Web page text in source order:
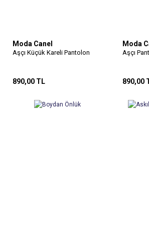
Moda Canel
Aşçı Küçük Kareli Pantolon
890,00 TL
Moda
Aşçı
890,00